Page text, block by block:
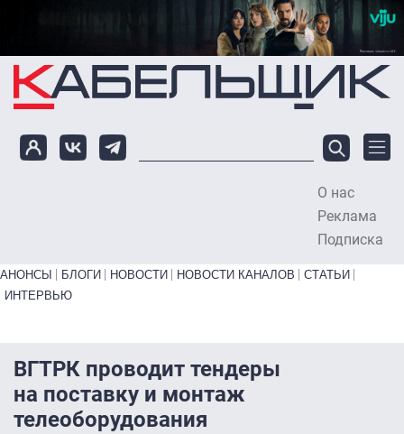
Перейти к основному содержанию
О нас
Реклама
Подписка
Primary links bottom
АНОНСЫ БЛОГИ НОВОСТИ НОВОСТИ КАНАЛОВ
СТАТЬИ
ИНТЕРВЬЮ
ВГТРК проводит тендеры
на поставку и монтаж
телеоборудования